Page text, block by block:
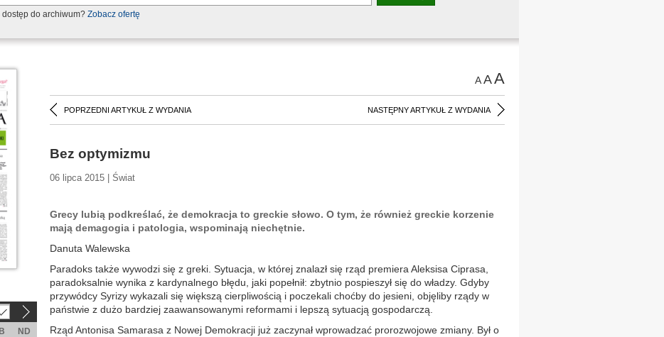
do archiwum? Zobacz ofertę
AAA
POPRZEDNI ARTYKUŁ Z WYDANIA NASTĘPNY ARTYKUŁ Z WYDANIA
Bez optymizmu
06 lipca 2015 | Świat
Grecy lubią podkreślać, że demokracja to greckie słowo. O tym, że również greckie korzenie
mają demagogia i patologia, wspominają niechętnie.
Danuta Walewska
Paradoks także wywodzi się z greki. Sytuacja, w której znalazł się rząd premiera Aleksisa Ciprasa,
paradoksalnie wynika z kardynalnego błędu, jaki popełnił: zbytnio pospieszył się do władzy. Gdyby
przywódcy Syrizy wykazali się większą cierpliwością i poczekali choćby do jesieni, objęliby rządy w
państwie z dużo bardziej zaawansowanymi reformami i lepszą sytuacją gospodarczą.
Rząd Antonisa Samarasa z Nowej Demokracji już zaczynał wprowadzać prorozwojowe zmiany. Był o
ND